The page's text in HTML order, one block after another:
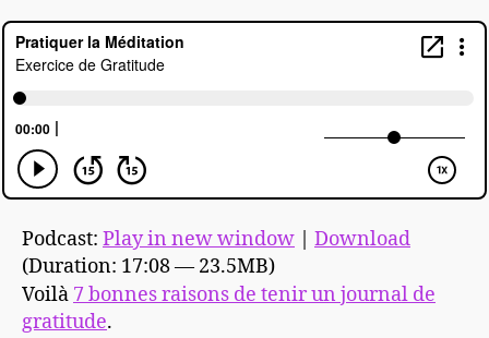
Podcast: Play in new window
Download
(Duration: 17:08 — 23.5MB)
Voilà 7 bonnes raisons de tenir un journal de
gratitude.